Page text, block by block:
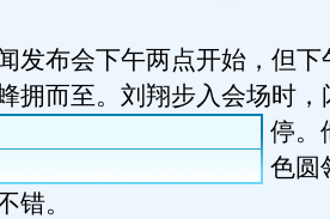
布会下午两点开始，但下
拥而至。刘翔步入会场时，
停。
色圆
错。